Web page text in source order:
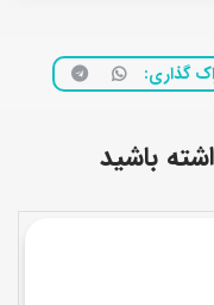
گذاری
باشید